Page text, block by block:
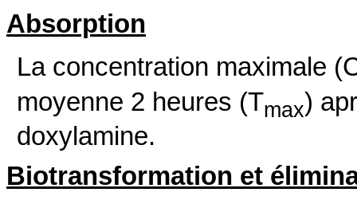
Absorption
La concentration maximale
moyenne 2 heures (Tmax)
doxylamine.
Biotransformation et